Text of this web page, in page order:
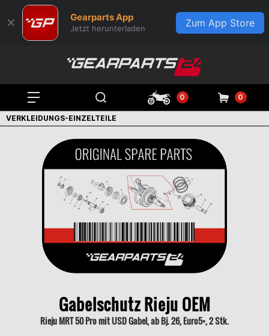
✕ Gearparts App
Jetzt herunterladen Zum App Store
0 0
VERKLEIDUNGS-EINZELTEILE
Gabelschutz Rieju OEM
Rieju MRT 50 Pro mit USD Gabel, ab Bj. 26, Euro5+, 2 Stk.